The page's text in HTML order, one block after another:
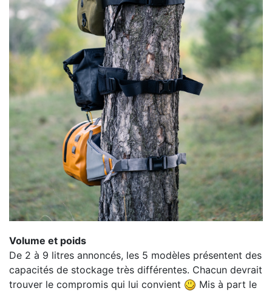
Volume et poids
De 2 à 9 litres annoncés, les 5 modèles présentent des
capacités de stockage très différentes. Chacun devrait
trouver le compromis qui lui convient
Mis à part le